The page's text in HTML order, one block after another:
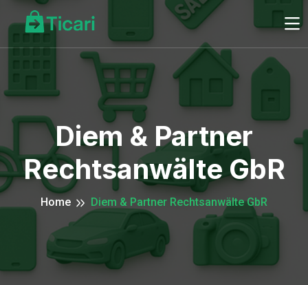
Diem & Partner
Rechtsanwälte GbR
Home Diem & Partner Rechtsanwälte GbR